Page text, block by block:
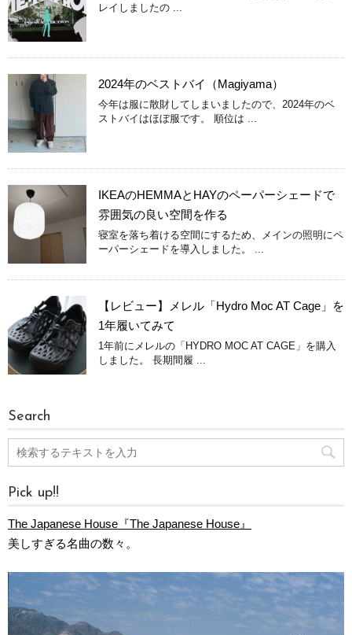
レイしましたの ...
2024年のベストバイ（Magiyama）
今年は服に散財してしまいましたので、2024年のベ
ストバイはほぼ服です。 順位は ...
IKEAのHEMMAとHAYのペーパーシェードで
雰囲気の良い空間を作る
寝室を落ち着ける空間にするため、メインの照明にペ
ーパーシェードを導入しました。 ...
【レビュー】メレル「Hydro Moc AT Cage」を
1年履いてみて
1年前にメレルの「HYDRO MOC AT CAGE」を購入
しました。 長期間履 ...
Search
Pick up!!
The Japanese House『The Japanese House』
美しすぎる名曲の数々。